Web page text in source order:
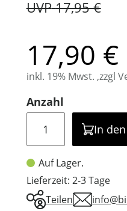
UVP 17,95 €
17,90 €
inkl. 19% Mwst. ,zzgl
Anzahl
In
Auf Lager.
Lieferzeit: 2-3 Tage
Teilen